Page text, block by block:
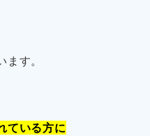
す。
ている方に